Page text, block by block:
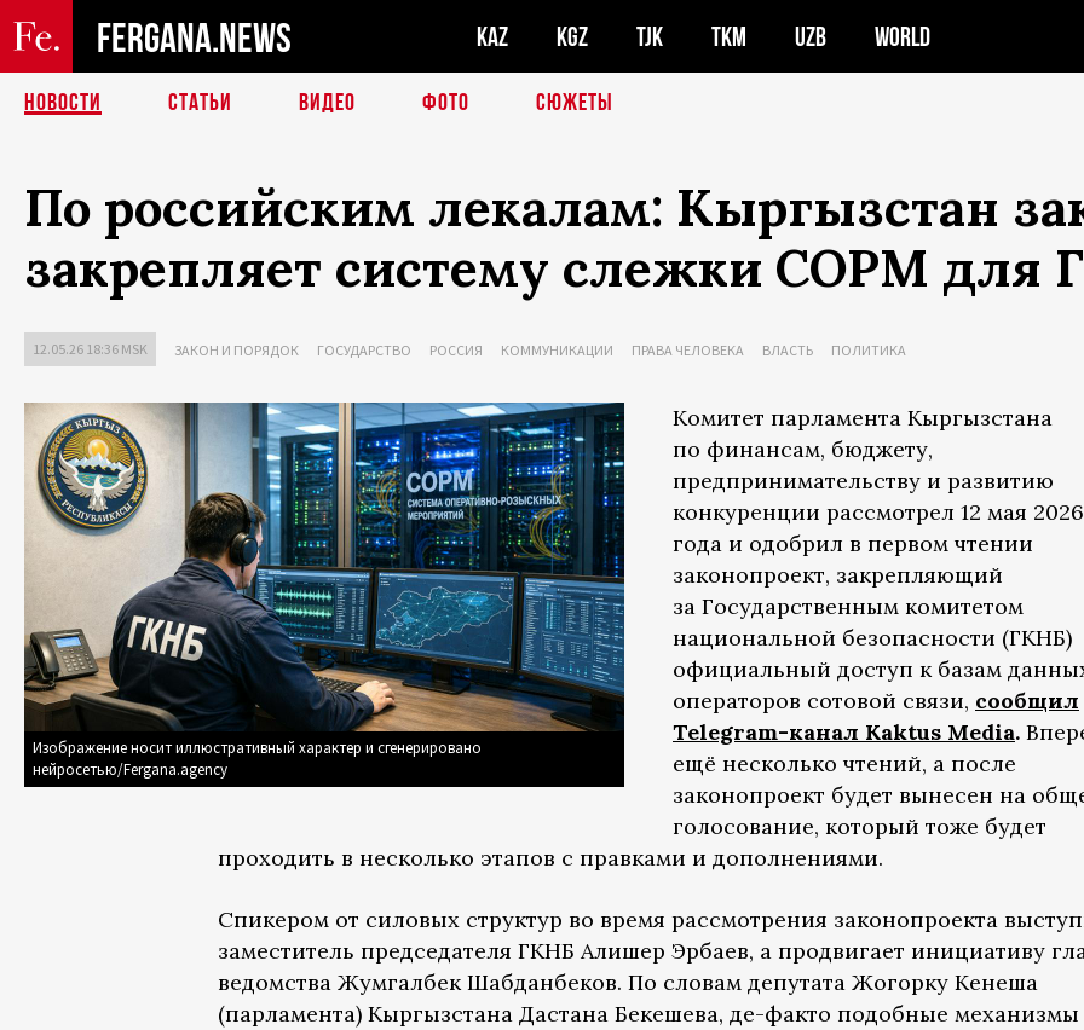
FERGANA.NEWS KAZ KGZ TJK TKM UZB WORLD
НОВОСТИ СТАТЬИ ВИДЕО ФОТО СЮЖЕТЫ
По российским лекалам: Кыргызстан
закрепляет систему слежки СОРМ для
12.05.26 18:36 MSK ЗАКОН И ПОРЯДОК ГОСУДАРСТВО РОССИЯ КОММУНИКАЦИИ ПРАВА ЧЕЛОВЕКА ВЛАСТЬ ПОЛИТИКА
Изображение носит иллюстративный характер и сгенерировано
нейросетью/Fergana.agency
Комитет парламента Кыргызстана
по финансам, бюджету,
предпринимательству и развитию
конкуренции рассмотрел 12 мая
года и одобрил в первом чтении
законопроект, закрепляющий
за Государственным комитетом
национальной безопасности (ГКНБ)
официальный доступ к базам
операторов сотовой связи, сообщил
Telegram-канал Kaktus Media.
ещё несколько чтений, а после
законопроект будет вынесен на
голосование, который тоже будет
проходить в несколько этапов с правками и дополнениями.
Спикером от силовых структур во время рассмотрения законопроекта
заместитель председателя ГКНБ Алишер Эрбаев, а продвигает инициативу
ведомства Жумгалбек Шабданбеков. По словам депутата Жогорку Кенеша
(парламента) Кыргызстана Дастана Бекешева, де-факто подобные